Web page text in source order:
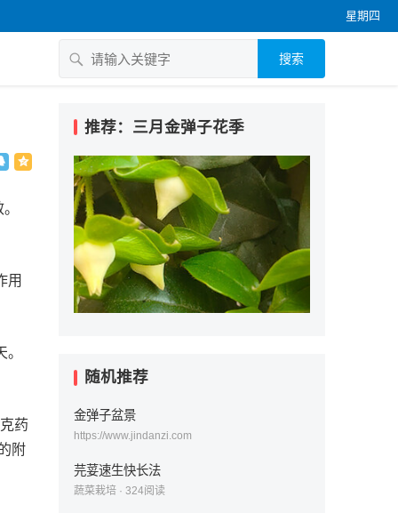
星期四
搜索
用
药
附
推荐：三月金弹子花季
随机推荐
金弹子盆景
https://www.jindanzi.com
芫荽速生快长法
蔬菜栽培 · 324阅读